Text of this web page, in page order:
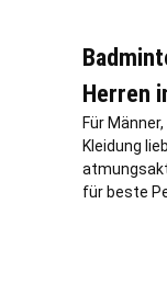
Herren
Für
Kleidung
für beste